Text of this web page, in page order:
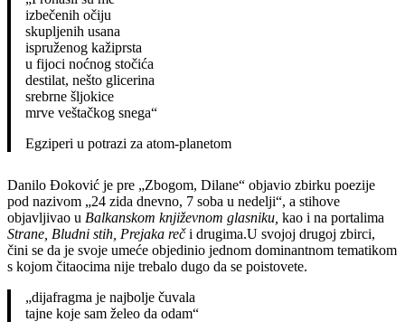
izbečenih očiju
skupljenih usana
ispruženog kažiprsta
u fijoci noćnog stočića
destilat, nešto glicerina
srebrne šljokice
mrve veštačkog snega“
Egziperi u potrazi za atom-planetom
Danilo Đoković je pre „Zbogom, Dilane“ objavio zbirku poezije
pod nazivom „24 zida dnevno, 7 soba u nedelji“, a stihove
objavljivao u Balkanskom književnom glasniku, kao i na portalima
Strane, Bludni stih, Prejaka reči drugima.U svojoj drugoj zbirci,
čini se da je svoje umeće objedinio jednom dominantnom tematikom
s kojom čitaocima nije trebalo dugo da se poistovete.
„dijafragma je najbolje čuvala
tajne koje sam želeo da odam“